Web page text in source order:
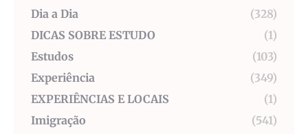
Dia a Dia
(328)
DICAS SOBRE ESTUDO
(1)
Estudos
(103)
Experiência
(349)
EXPERIÊNCIAS E LOCAIS
(1)
Imigração
(541)